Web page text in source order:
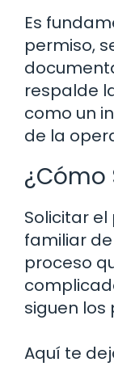
Es
permiso,
respalde
como un
de la
¿Cómo
Solicitar
familiar
proceso
siguen los
Aquí te